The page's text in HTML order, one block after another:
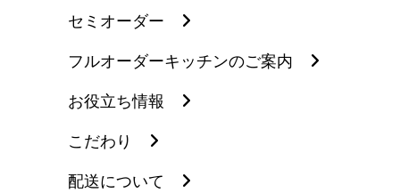
セミオーダー
フルオーダーキッチンのご案内
お役立ち情報
こだわり
配送について